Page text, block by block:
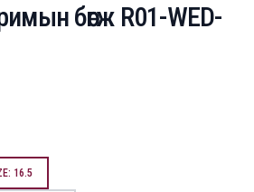
бөгж R01-WED-
16.5